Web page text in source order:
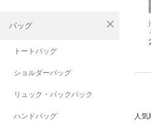
バッグ close
トートバッグ
ショルダーバッグ
リュック・バックパック
ハンドバッグ 人気